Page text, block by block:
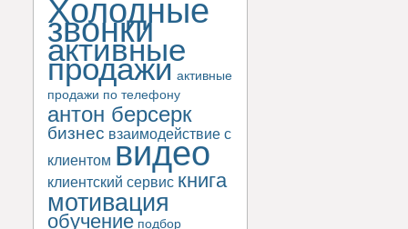
Холодные
звонки
активные
продажи активные
продажи по телефону
антон берсерк
бизнес взаимодействие с
клиентом видео
клиентский сервис книга
мотивация
обучение подбор